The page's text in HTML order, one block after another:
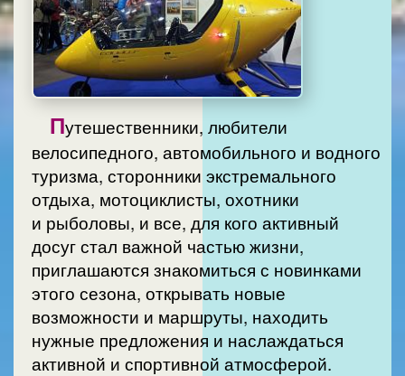
Путешественники, любители
велосипедного, автомобильного и водного
туризма, сторонники экстремального
отдыха, мотоциклисты, охотники
и рыболовы, и все, для кого активный
досуг стал важной частью жизни,
приглашаются знакомиться с новинками
этого сезона, открывать новые
возможности и маршруты, находить
нужные предложения и наслаждаться
активной и спортивной атмосферой.